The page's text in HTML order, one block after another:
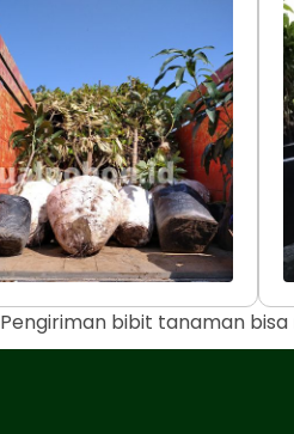
Pengiriman bibit tanaman